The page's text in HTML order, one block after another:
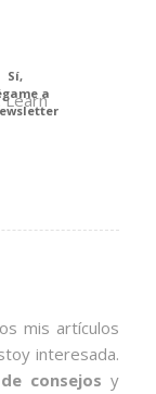
Sí,
a
Learn
mis artículos
interesada.
consejos y